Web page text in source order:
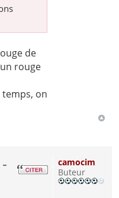
de
rouge
on
camocim
Buteur